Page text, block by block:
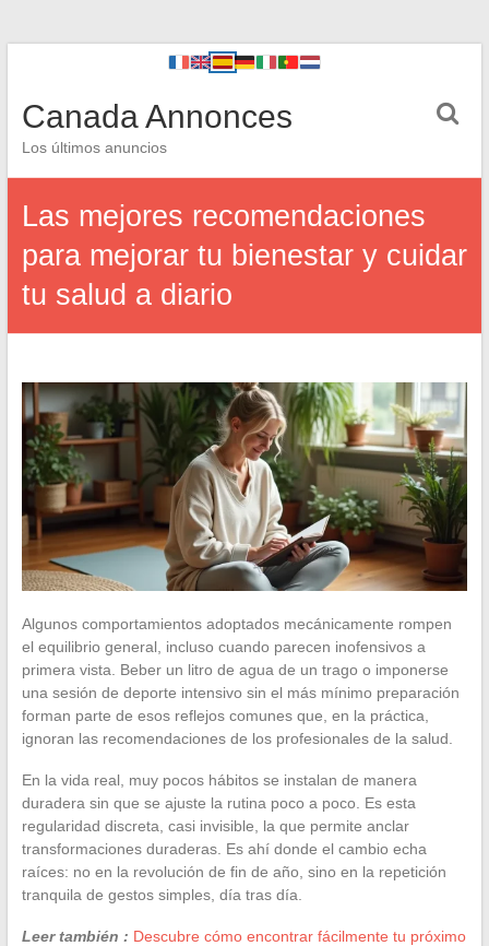
Canada Annonces
Los últimos anuncios
Las mejores recomendaciones
para mejorar tu bienestar y cuidar
tu salud a diario
Algunos comportamientos adoptados mecánicamente rompen
el equilibrio general, incluso cuando parecen inofensivos a
primera vista. Beber un litro de agua de un trago o imponerse
una sesión de deporte intensivo sin el más mínimo preparación
forman parte de esos reflejos comunes que, en la práctica,
ignoran las recomendaciones de los profesionales de la salud.
En la vida real, muy pocos hábitos se instalan de manera
duradera sin que se ajuste la rutina poco a poco. Es esta
regularidad discreta, casi invisible, la que permite anclar
transformaciones duraderas. Es ahí donde el cambio echa
raíces: no en la revolución de fin de año, sino en la repetición
tranquila de gestos simples, día tras día.
Leer también : Descubre cómo encontrar fácilmente tu próximo